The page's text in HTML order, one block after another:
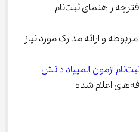
راهنمای ثبت‌نام
هزینه ثبت‌نام آزمون المپیاد دانش
شده